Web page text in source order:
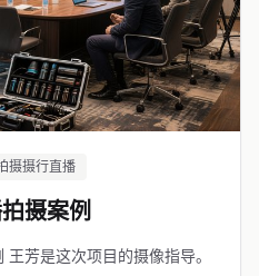
摄摄行直播
摄案例
芳是这次项目的摄像指导。